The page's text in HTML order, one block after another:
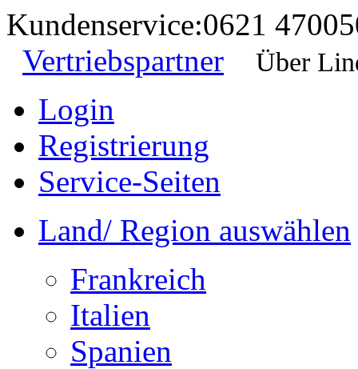
Kundenservice:0621
Vertriebspartner
Über
Login
Registrierung
Service-Seiten
Land/ Region auswählen
Frankreich
Italien
Spanien